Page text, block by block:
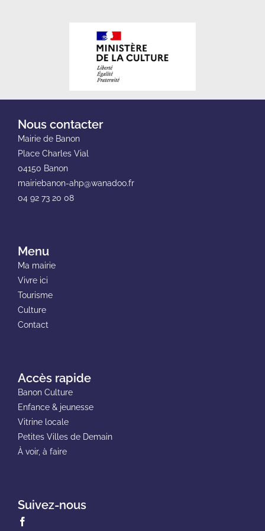
Nous contacter
Mairie de Banon
Place Charles Vial
04150 Banon
mairiebanon-ahp@wanadoo.fr
04 92 73 20 08
Menu
Ma mairie
Vivre ici
Tourisme
Culture
Contact
Accès rapide
Banon Culture
Enfance & jeunesse
Vitrine locale
Petites Villes de Demain
À voir, à faire
Suivez-nous